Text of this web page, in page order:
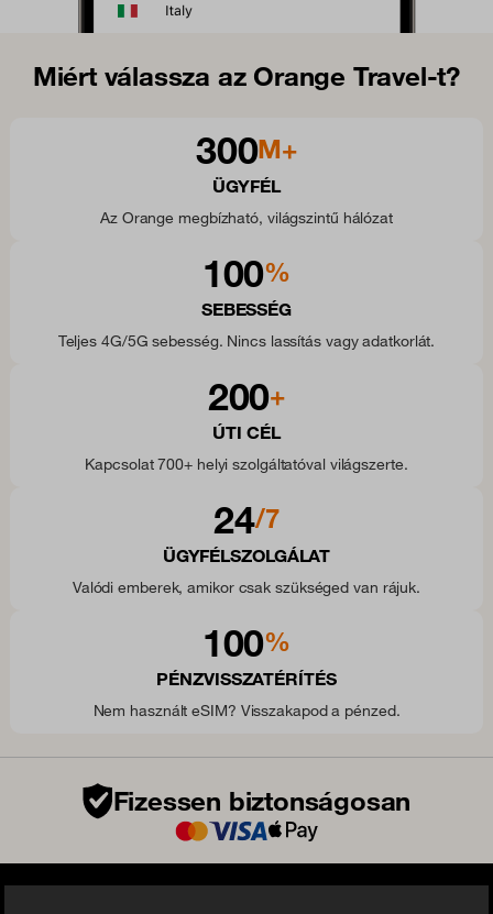
Miért válassza az Orange Travel-t?
300M+
ÜGYFÉL
Az Orange megbízható, világszintű hálózat
100%
SEBESSÉG
Teljes 4G/5G sebesség. Nincs lassítás vagy adatkorlát.
200+
ÚTI CÉL
Kapcsolat 700+ helyi szolgáltatóval világszerte.
24/7
ÜGYFÉLSZOLGÁLAT
Valódi emberek, amikor csak szükséged van rájuk.
100%
PÉNZVISSZATÉRÍTÉS
Nem használt eSIM? Visszakapod a pénzed.
Fizessen biztonságosan